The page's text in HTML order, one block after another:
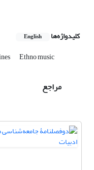
کلیدواژه‌ها English
Ethno music
مراجع